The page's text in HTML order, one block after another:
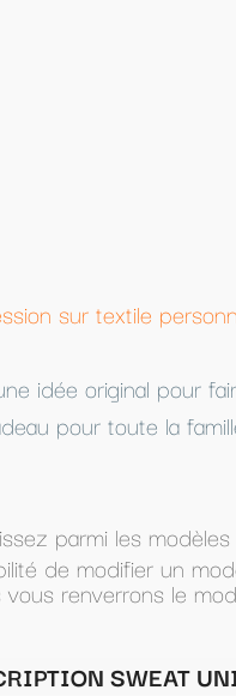
partir d'un exemplaire
un message avec
ou composez
mail pour accord de
AVEC CAPUCHE